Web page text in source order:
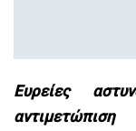
Ευρείες